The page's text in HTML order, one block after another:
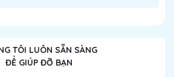
TÔI LUÔN SẴN SÀNG
ĐỂ GIÚP ĐỠ BẠN